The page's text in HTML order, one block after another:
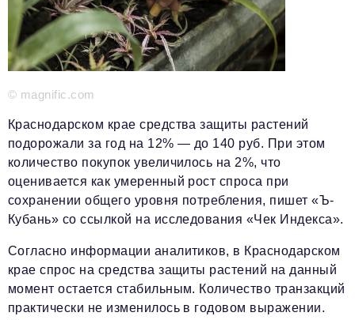
Управление
Красота и здоровье
Технологии
Политика
Промышленность
Общество
Транспорт
© magnific.com
Краснодарском крае средства защиты растений
подорожали за год на 12% — до 140 руб. При этом
количество покупок увеличилось на 2%, что
оценивается как умеренный рост спроса при
сохранении общего уровня потребления, пишет «Ъ-
Кубань» со ссылкой на исследования «Чек Индекса».
Согласно информации аналитиков, в Краснодарском
крае спрос на средства защиты растений на данный
момент остается стабильным. Количество транзакций
практически не изменилось в годовом выражении.